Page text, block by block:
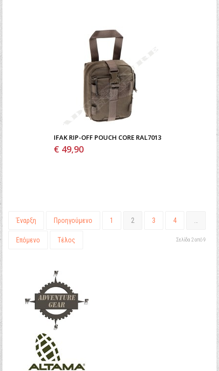
IFAK RIP-OFF POUCH CORE RAL7013
€ 49,90
Έναρξη Προηγούμενο 1 2 3 4
Επόμενο Τέλος Σελίδα 2 από 9